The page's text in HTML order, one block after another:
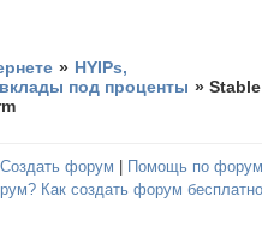
» HYIPs,
под проценты »Stable
Создать форум Помощь по